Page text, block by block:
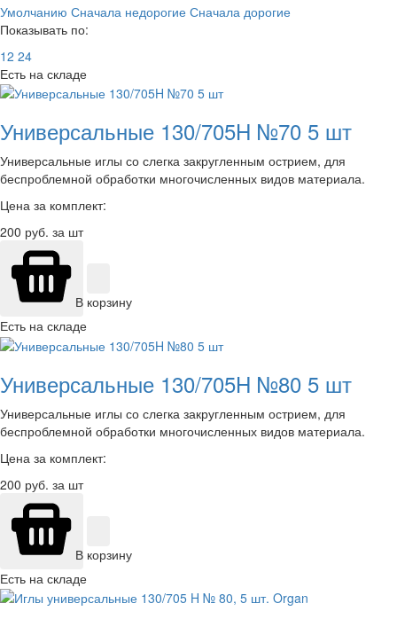
Умолчанию Сначала недорогие Сначала дорогие
Показывать по:
12 24
Есть на складе
Универсальные 130/705H №70 5 шт
Универсальные иглы со слегка закругленным острием, для
беспроблемной обработки многочисленных видов материала.
Цена за комплект:
200 руб. за шт
В корзину
Есть на складе
Универсальные 130/705H №80 5 шт
Универсальные иглы со слегка закругленным острием, для
беспроблемной обработки многочисленных видов материала.
Цена за комплект:
200 руб. за шт
В корзину
Есть на складе